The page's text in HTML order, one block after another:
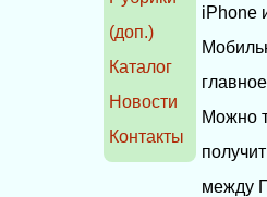
iPhone
Можно
между
(доп.)
Каталог
Новости
Контакты